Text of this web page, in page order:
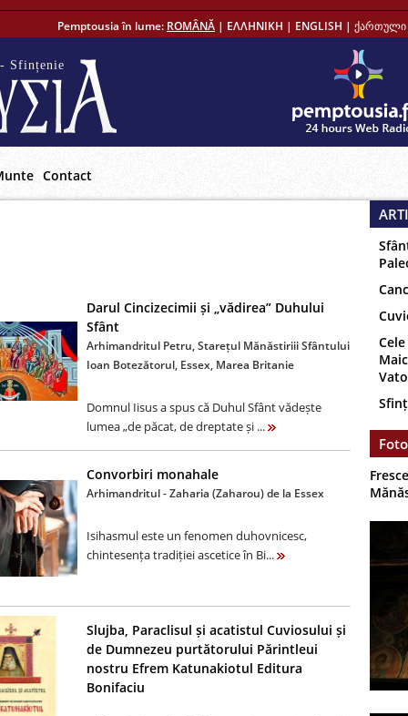
Pemptousia în lume: ROMÂNĂ | ΕΛΛΗΝΙΚΗ | ENGLISH | ქართული
Sfințenie
Contact
Darul Cincizecimii și „vădirea” Duhului
Sfânt
Arhimandritul Petru, Starețul Mănăstiriii Sfântului
Ioan Botezătorul, Essex, Marea Britanie
Domnul Iisus a spus că Duhul Sfânt vădește
lumea „de păcat, de dreptate și ...
Convorbiri monahale
Arhimandritul - Zaharia (Zaharou) de la Essex
Isihasmul este un fenomen duhovnicesc,
chintesența tradiției ascetice în Bi...
Slujba, Paraclisul și acatistul Cuviosului și
de Dumnezeu purtătorului Părintleui
nostru Efrem Katunakiotul Editura
Bonifaciu